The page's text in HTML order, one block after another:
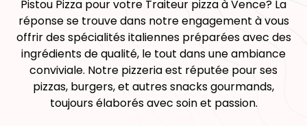
Pistou Pizza pour votre Traiteur pizza à Vence? La
réponse se trouve dans notre engagement à vous
offrir des spécialités italiennes préparées avec des
ingrédients de qualité, le tout dans une ambiance
conviviale. Notre pizzeria est réputée pour ses
pizzas, burgers, et autres snacks gourmands,
toujours élaborés avec soin et passion.